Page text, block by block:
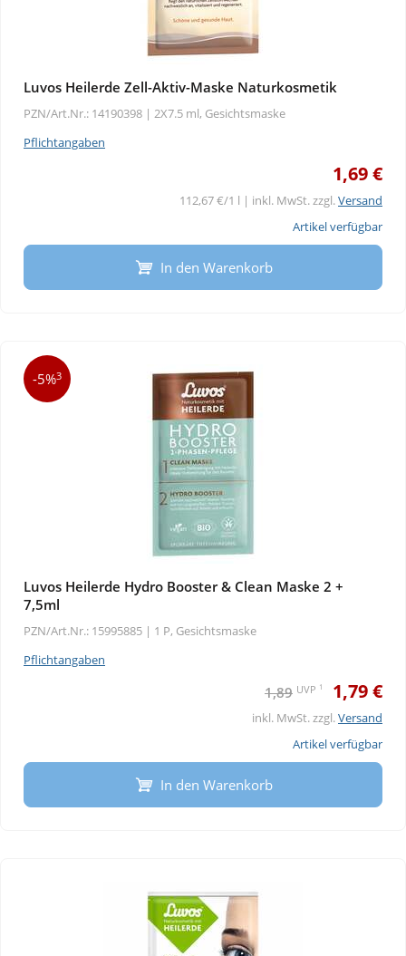
Luvos Heilerde Zell-Aktiv-Maske Naturkosmetik
PZN/Art.Nr.: 14190398 | 2X7.5 ml, Gesichtsmaske
Pflichtangaben
1,69 €
112,67 €/1 l | inkl. MwSt. zzgl.Versand
Artikel verfügbar
In den Warenkorb
-5%3
Luvos Heilerde Hydro Booster & Clean Maske 2 +
7,5ml
PZN/Art.Nr.: 15995885 | 1 P, Gesichtsmaske
Pflichtangaben
1,89 UVP 1 1,79 €
inkl. MwSt. zzgl.Versand
Artikel verfügbar
In den Warenkorb